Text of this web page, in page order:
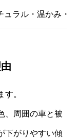
ュラル・温かみ・
。
、周囲の車と被
下がりやすい傾